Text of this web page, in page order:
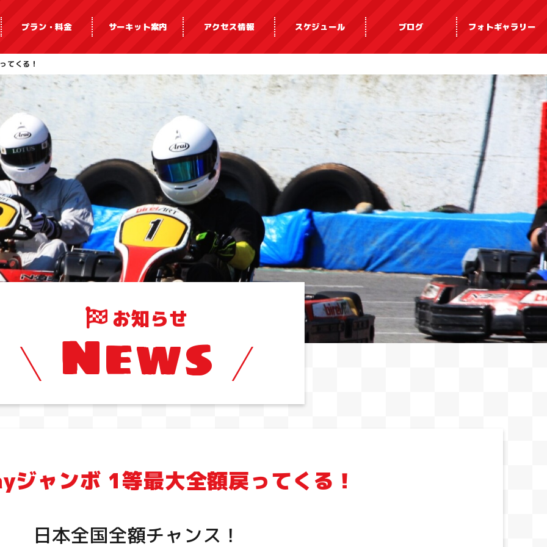
プラン・料金 サーキット案内 アクセス情報 スケジュール ブログ フォトギャラリー
てくる！
お知らせ
News
ジャンボ 1等最大全額戻ってくる！
日本全国全額チャンス！